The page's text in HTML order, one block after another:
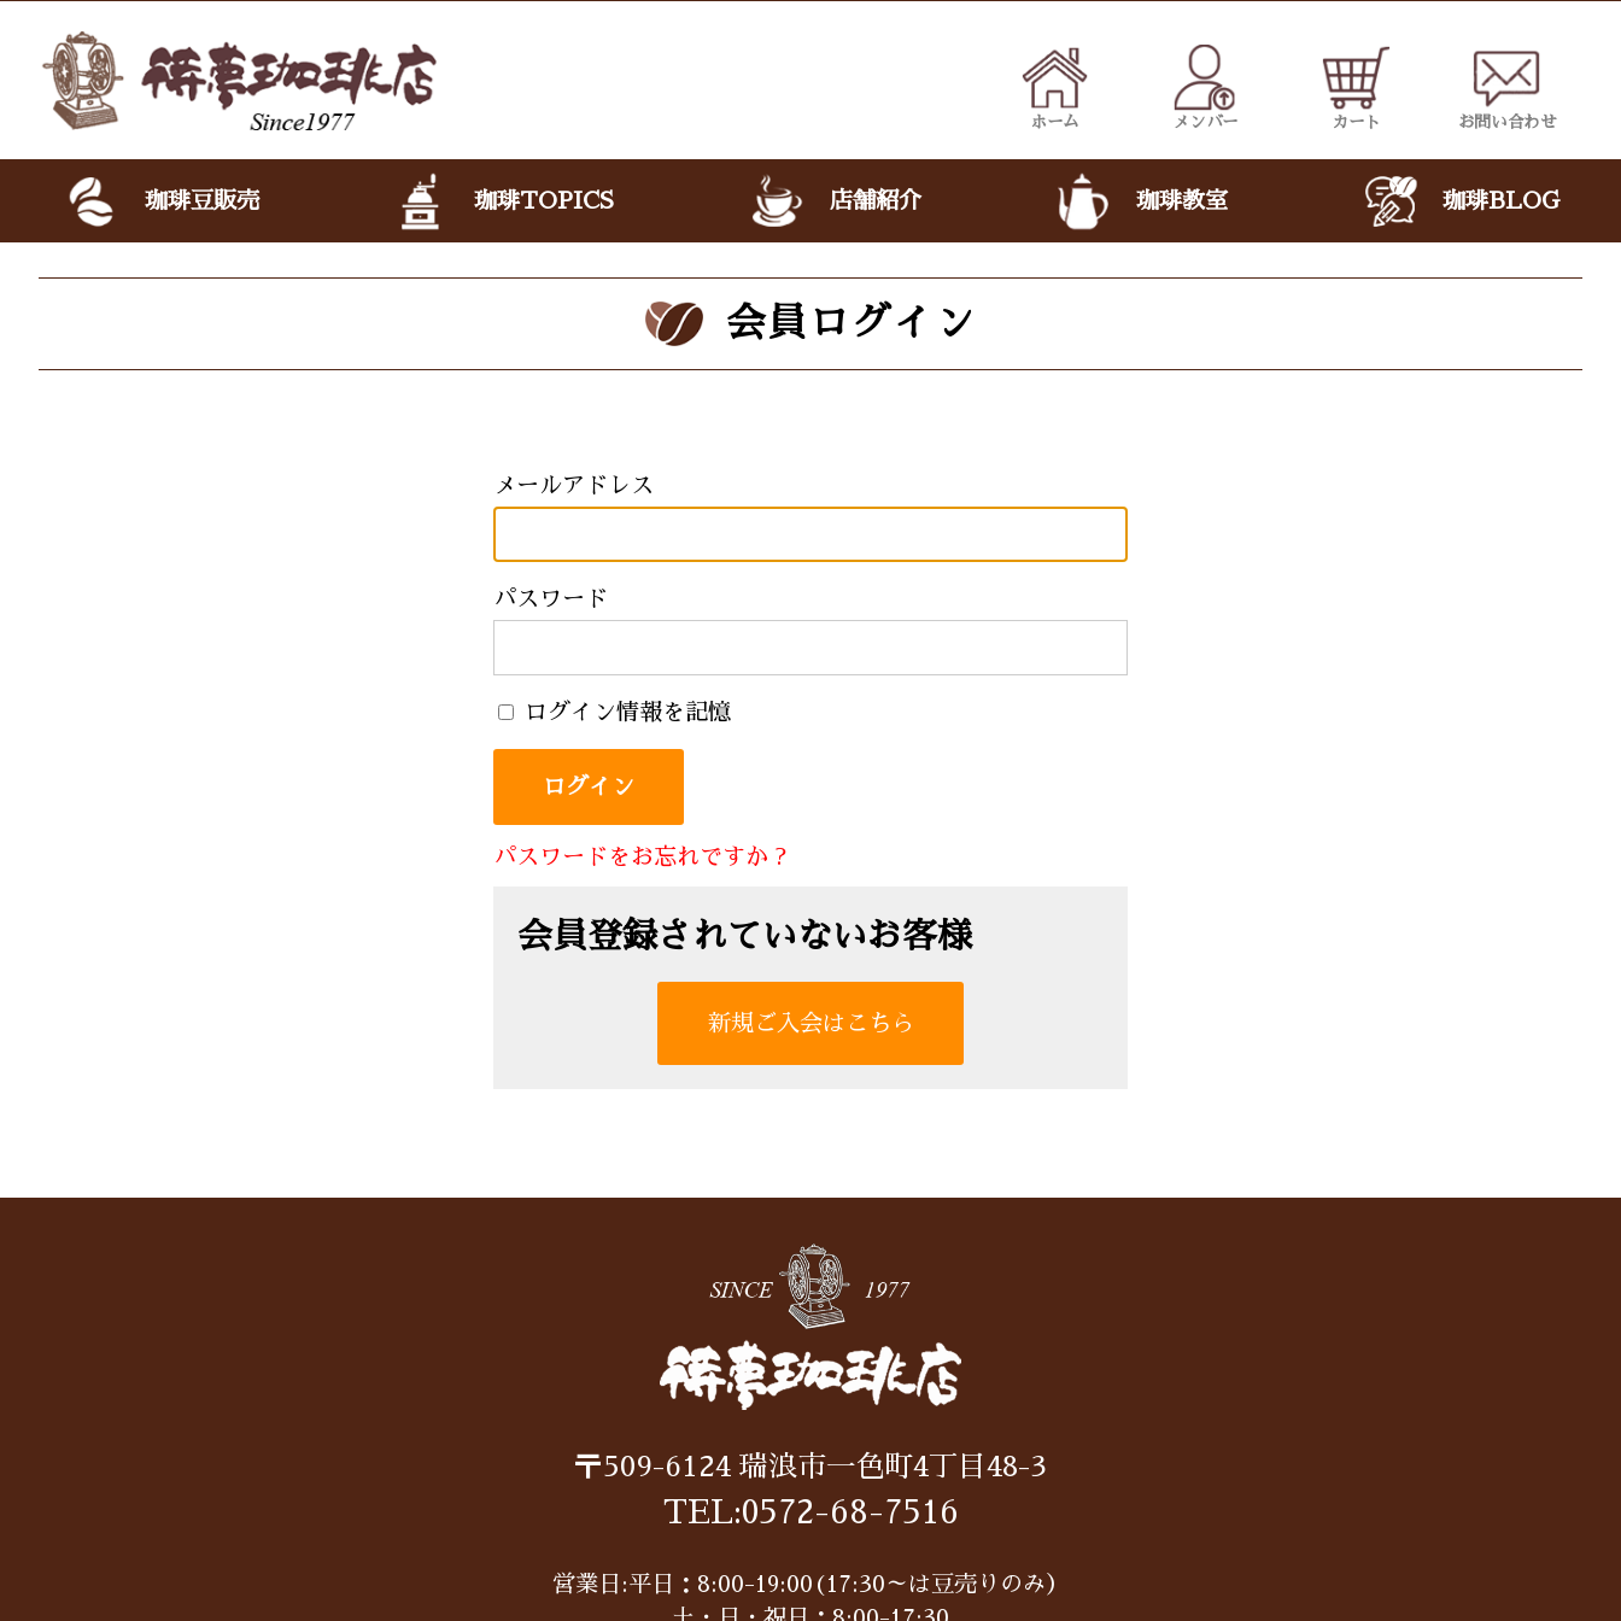
ホーム メンバー カート お問い合わせ
珈琲豆販売 珈琲TOPICS 店舗紹介 珈琲教室 珈琲BLOG
会員ログイン
メールアドレス
パスワード
ログイン情報を記憶
パスワードをお忘れですか ?
会員登録されていないお客様
新規ご入会はこちら
〒509-6124 瑞浪市一色町4丁目48-3
TEL:0572-68-7516
営業日:平日：8:00-19:00(17:30～は豆売りのみ）